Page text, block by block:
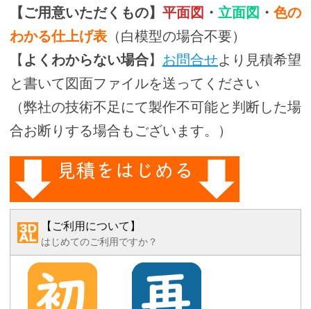
【ご用意いただくもの】 平面図 ・ 立面図 ・ 色の
わかる仕上げ表 （白模型の場合不要）
【 よくわからない場合】 お問合せより見積希望
と書いて図面ファイルを送ってください
（弊社の技術不足にて製作不可能と判断した場
合お断りする場合もございます。）
【ご利用について】
はじめてのご利用ですか？